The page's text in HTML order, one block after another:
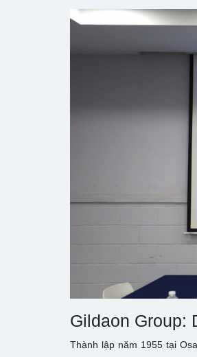
Gildaon Group:
Thành lập năm 1955 tại